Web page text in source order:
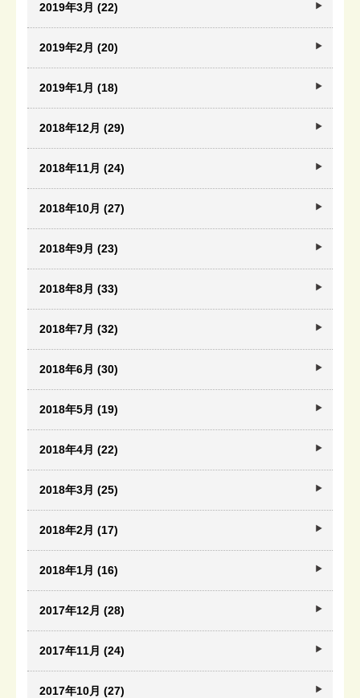
2019年3月 (22)
2019年2月 (20)
2019年1月 (18)
2018年12月 (29)
2018年11月 (24)
2018年10月 (27)
2018年9月 (23)
2018年8月 (33)
2018年7月 (32)
2018年6月 (30)
2018年5月 (19)
2018年4月 (22)
2018年3月 (25)
2018年2月 (17)
2018年1月 (16)
2017年12月 (28)
2017年11月 (24)
2017年10月 (27)